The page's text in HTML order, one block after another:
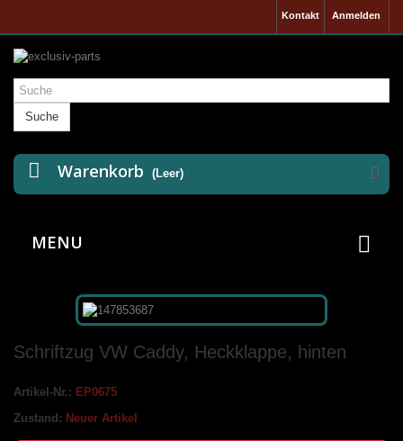
Anmelden
Kontakt
Suche
Warenkorb (Leer)
MENU
Schriftzug VW Caddy, Heckklappe, hinten
Artikel-Nr.: EP0675
Zustand: Neuer Artikel